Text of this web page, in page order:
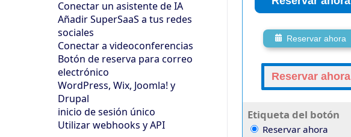
Conectar un asistente de IA
Añadir SuperSaaS a tus redes
sociales
Conectar a videoconferencias
Botón de reserva para correo
electrónico
WordPress, Wix, Joomla! y
Drupal
inicio de sesión único
Utilizar webhooks y API
Reservar ahora
Reservar ahora
Etiqueta del botón
Reservar ahora